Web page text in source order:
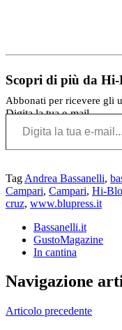
Scopri di più da Hi-
Abbonati per ricevere gli
Digita la tua e-mail...
Tag Andrea Bassanelli,
Campari, Campari, Hi-
cruz, www.blupress.it
Bassanelli.it
GustoMagazine
In cantina
Navigazione
Articolo precedente